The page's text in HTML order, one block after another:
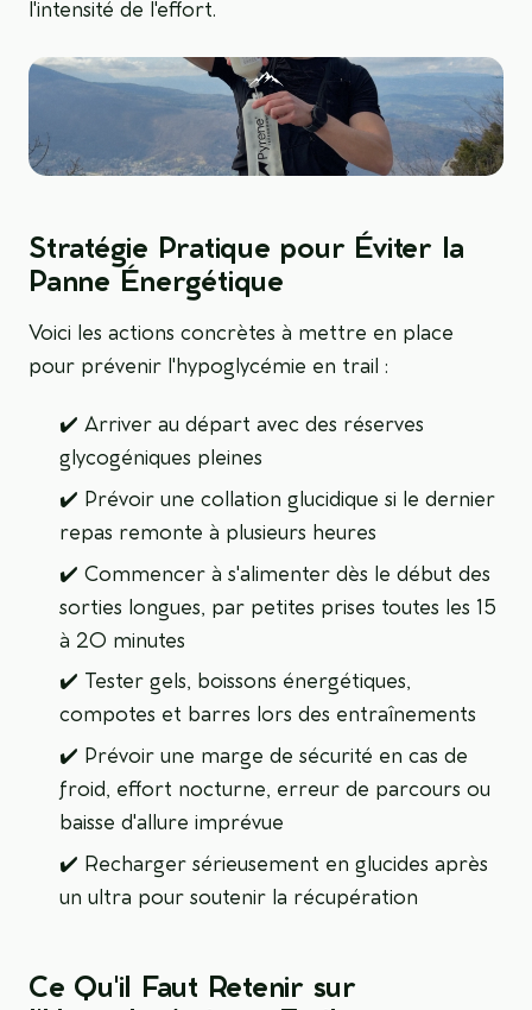
l'intensité de l'effort.
Stratégie Pratique pour Éviter la
Panne Énergétique
Voici les actions concrètes à mettre en place
pour prévenir l'hypoglycémie en trail :
✔️ Arriver au départ avec des réserves
glycogéniques pleines
✔️ Prévoir une collation glucidique si le dernier
repas remonte à plusieurs heures
✔️ Commencer à s'alimenter dès le début des
sorties longues, par petites prises toutes les 15
à 20 minutes
✔️ Tester gels, boissons énergétiques,
compotes et barres lors des entraînements
✔️ Prévoir une marge de sécurité en cas de
froid, effort nocturne, erreur de parcours ou
baisse d'allure imprévue
✔️ Recharger sérieusement en glucides après
un ultra pour soutenir la récupération
Ce Qu'il Faut Retenir sur